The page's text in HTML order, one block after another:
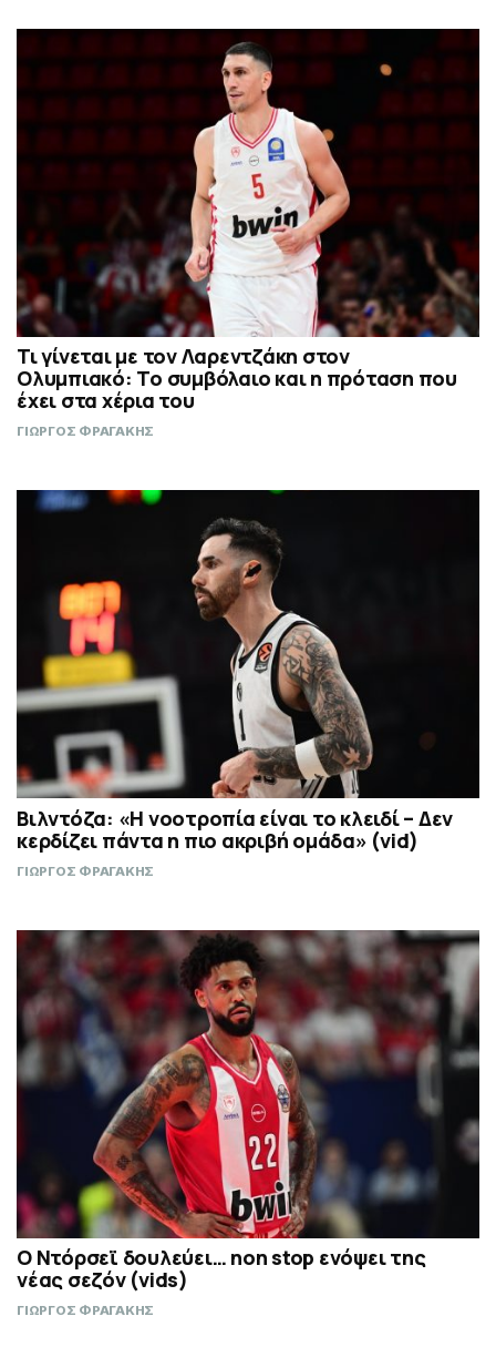
Τι γίνεται με τον Λαρεντζάκη στον
Ολυμπιακό: Το συμβόλαιο και η πρόταση που
έχει στα χέρια του
ΓΙΩΡΓΟΣ ΦΡΑΓΑΚΗΣ
Βιλντόζα: «Η νοοτροπία είναι το κλειδί – Δεν
κερδίζει πάντα η πιο ακριβή ομάδα» (vid)
ΓΙΩΡΓΟΣ ΦΡΑΓΑΚΗΣ
Ο Ντόρσεϊ δουλεύει… non stop ενόψει της
νέας σεζόν (vids)
ΓΙΩΡΓΟΣ ΦΡΑΓΑΚΗΣ